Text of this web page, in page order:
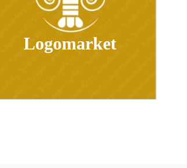
Logomarket